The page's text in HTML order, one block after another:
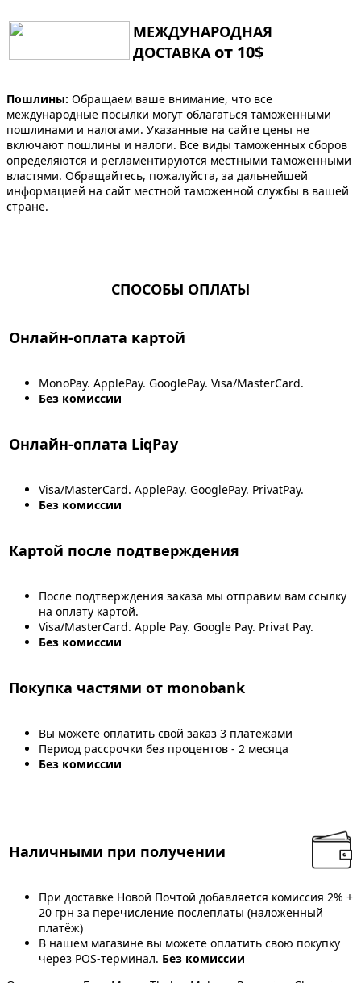
МЕЖДУНАРОДНАЯ
ДОСТАВКА от 10$
Пошлины: Обращаем ваше внимание, что все
международные посылки могут облагаться таможенными
пошлинами и налогами. Указанные на сайте цены не
включают пошлины и налоги. Все виды таможенных сборов
определяются и регламентируются местными таможенными
властями. Обращайтесь, пожалуйста, за дальнейшей
информацией на сайт местной таможенной службы в вашей
стране.
СПОСОБЫ ОПЛАТЫ
Онлайн-оплата картой
MonoPay. ApplePay. GooglePay. Visa/MasterCard.
Без комиссии
Онлайн-оплата LiqPay
Visa/MasterCard. ApplePay. GooglePay. PrivatPay.
Без комиссии
Картой после подтверждения
После подтверждения заказа мы отправим вам ссылку
на оплату картой.
Visa/MasterCard. Apple Pay. Google Pay. Privat Pay.
Без комиссии
Покупка частями от monobank
Вы можете оплатить свой заказ 3 платежами
Период рассрочки без процентов - 2 месяца
Без комиссии
Наличными при получении
При доставке Новой Почтой добавляется комиссия 2% +
20 грн за перечисление послеплаты (наложенный
платёж)
В нашем магазине вы можете оплатить свою покупку
через POS-терминал. Без комиссии